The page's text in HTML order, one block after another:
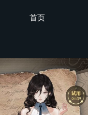
首页